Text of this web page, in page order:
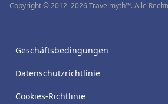
Copyright © 2012–2026 Travelmyth™. Alle
Geschäftsbedingungen
Datenschutzrichtlinie
Cookies-Richtlinie